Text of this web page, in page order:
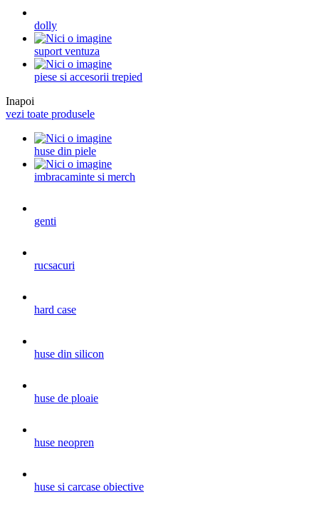
dolly
suport ventuza
piese si accesorii trepied
Inapoi
vezi toate produsele
huse din piele
imbracaminte si merch
genti
rucsacuri
hard case
huse din silicon
huse de ploaie
huse neopren
huse si carcase obiective